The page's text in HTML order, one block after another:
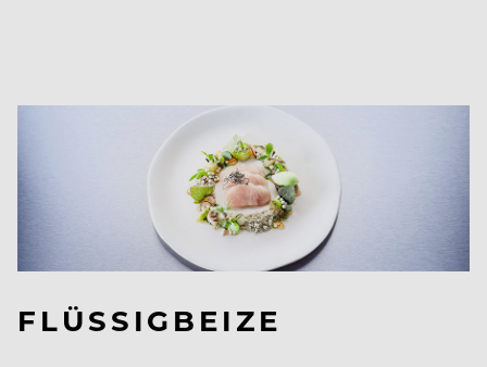
FLÜSSIGBEIZE